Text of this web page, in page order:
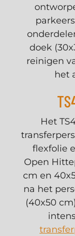
doek
reinigen
het
Het
flexfolie
Open
cm en
na het
(40x50